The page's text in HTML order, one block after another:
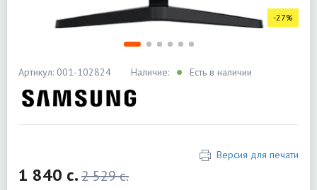
-27%
Артикул: 001-102824 Наличие: Есть в наличии
Версия для печати
1 840 c.2 529 c.